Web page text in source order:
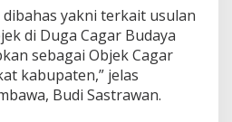
dibahas yakni terkait usulan
di Duga Cagar Budaya
sebagai Objek Cagar
kabupaten,” jelas
Budi Sastrawan.